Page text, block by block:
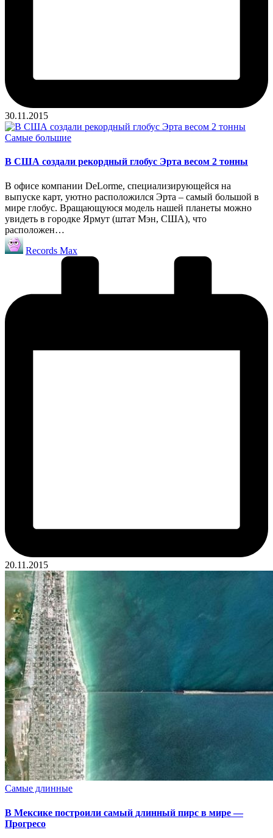
30.11.2015
Опубликовано
Самые большие
В США создали рекордный глобус Эрта весом 2 тонны
В офисе компании DeLorme, специализирующейся на
выпуске карт, уютно расположился Эрта – самый большой в
мире глобус. Вращающуюся модель нашей планеты можно
увидеть в городке Ярмут (штат Мэн, США), что
расположен…
Запись
от
Records Max
20.11.2015
Опубликовано
Самые длинные
В Мексике построили самый длинный пирс в мире —
Прогресо